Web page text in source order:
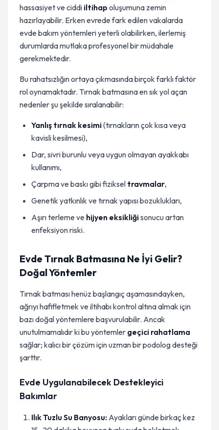
hassasiyet ve ciddi iltihap oluşumuna zemin
hazırlayabilir. Erken evrede fark edilen vakalarda
evde bakım yöntemleri yeterli olabilirken, ilerlemiş
durumlarda mutlaka profesyonel bir müdahale
gerekmektedir.
Bu rahatsızlığın ortaya çıkmasında birçok farklı faktör
rol oynamaktadır. Tırnak batmasına en sık yol açan
nedenler şu şekilde sıralanabilir:
Yanlış tırnak kesimi(tırnakların çok kısa veya
kavisli kesilmesi),
Dar, sivri burunlu veya uygun olmayan ayakkabı
kullanımı,
Çarpma ve baskı gibi fiziksel travmalar,
Genetik yatkınlık ve tırnak yapısı bozuklukları,
Aşırı terleme ve hijyen eksikliğisonucu artan
enfeksiyon riski.
Evde Tırnak Batmasına Ne İyi Gelir?
Doğal Yöntemler
Tırnak batması henüz başlangıç aşamasındayken,
ağrıyı hafifletmek ve iltihabı kontrol altına almak için
bazı doğal yöntemlere başvurulabilir. Ancak
unutulmamalıdır ki bu yöntemler geçici rahatlama
sağlar; kalıcı bir çözüm için uzman bir podolog desteği
şarttır.
Evde Uygulanabilecek Destekleyici
Bakımlar
Ilık Tuzlu Su Banyosu: Ayakları günde birkaç kez